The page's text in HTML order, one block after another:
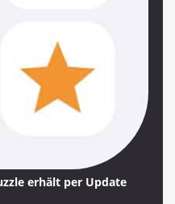
erhält per Update